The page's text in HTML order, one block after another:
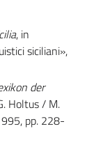
, in
siciliani»,
der
Holtus / M.
pp. 228-